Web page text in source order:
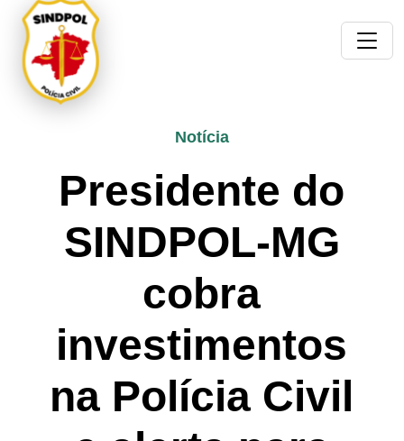
Notícia
Presidente do
SINDPOL-MG
cobra
investimentos
na Polícia Civil